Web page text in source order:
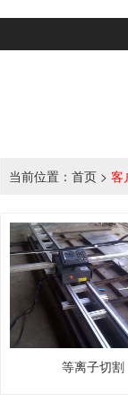
当前位置： 首页 > 客
等离子切割